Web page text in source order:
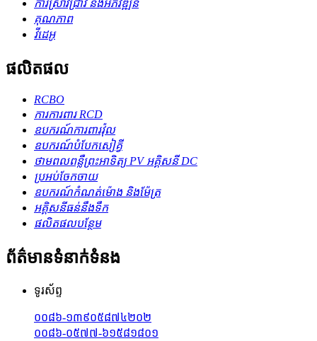
ការស្រាវជ្រាវ និងអភិវឌ្ឍន៍
គុណភាព
វីដេអូ
ផលិតផល
RCBO
ការការពារ RCD
ឧបករណ៍ការពារវ៉ុល
ឧបករណ៍​បំបែក​សៀគ្វី
ថាមពលពន្លឺព្រះអាទិត្យ PV អគ្គិសនី DC
ប្រអប់ចែកចាយ
ឧបករណ៍កំណត់ម៉ោង និងម៉ែត្រ
អគ្គិសនីធន់នឹងទឹក
ផលិតផលបន្ថែម
ព័ត៌មានទំនាក់ទំនង
ទូរស័ព្ទ
០០៨៦-១៣៩០៥៨៧៤២០២
០០៨៦-០៥៧៧-៦១៥៨១៨០១